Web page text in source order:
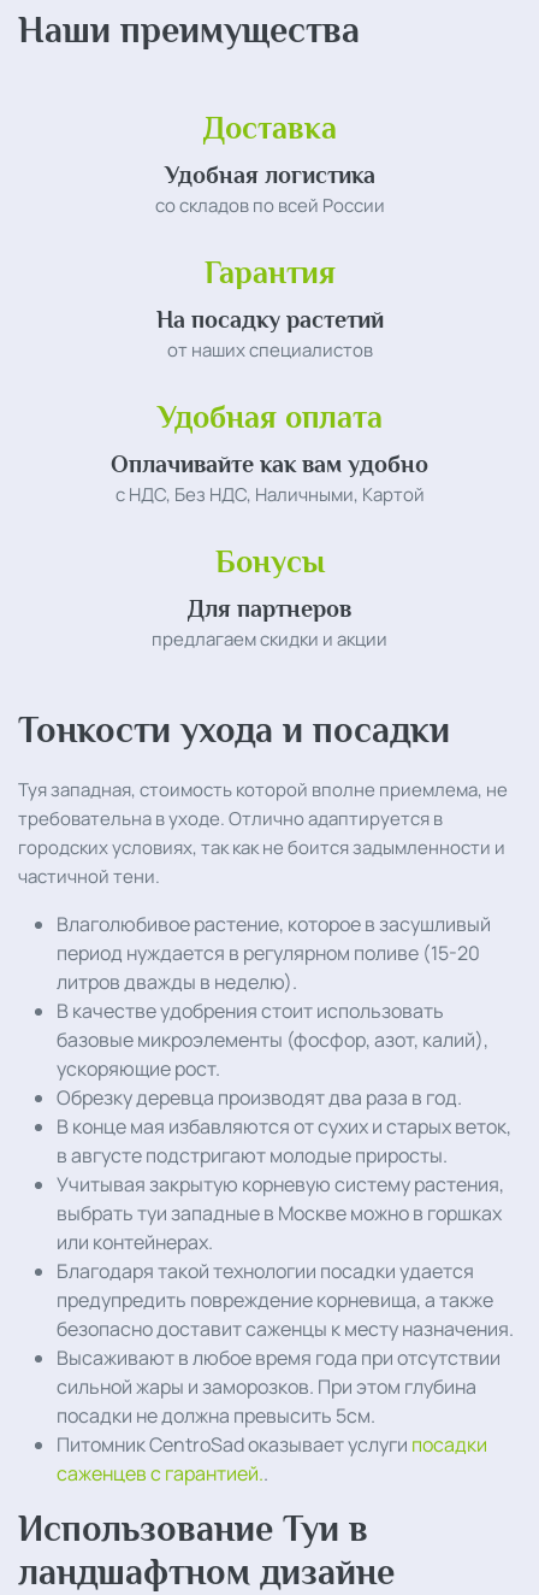
Наши преимущества
Доставка
Удобная логистика
со складов по всей России
Гарантия
На посадку растетий
от наших специалистов
Удобная оплата
Оплачивайте как вам удобно
с НДС, Без НДС, Наличными, Картой
Бонусы
Для партнеров
предлагаем скидки и акции
Тонкости ухода и посадки
Туя западная, стоимость которой вполне приемлема, не
требовательна в уходе. Отлично адаптируется в
городских условиях, так как не боится задымленности и
частичной тени.
Влаголюбивое растение, которое в засушливый
период нуждается в регулярном поливе (15-20
литров дважды в неделю).
В качестве удобрения стоит использовать
базовые микроэлементы (фосфор, азот, калий),
ускоряющие рост.
Обрезку деревца производят два раза в год.
В конце мая избавляются от сухих и старых веток,
в августе подстригают молодые приросты.
Учитывая закрытую корневую систему растения,
выбрать туи западные в Москве можно в горшках
или контейнерах.
Благодаря такой технологии посадки удается
предупредить повреждение корневища, а также
безопасно доставит саженцы к месту назначения.
Высаживают в любое время года при отсутствии
сильной жары и заморозков. При этом глубина
посадки не должна превысить 5см.
Питомник CentroSad оказывает услуги посадки
саженцев с гарантией..
Использование Туи в
ландшафтном дизайне